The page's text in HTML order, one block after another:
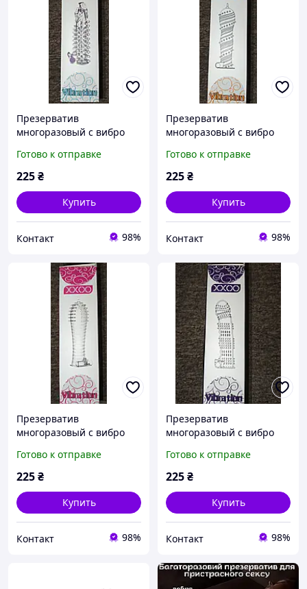
Презерватив
многоразовый с вибро
удовольствие шипы
вибрация
Готово к отправке
225₴
Купить
Контакт 98%
Презерватив
многоразовый с вибро
удовольствие шипы
рёбрами крупная точка
Готово к отправке
225₴
Купить
Контакт 98%
Презерватив
многоразовый с вибро
удовольствие шипы
крупная точка вибрация
Готово к отправке
225₴
Купить
Контакт 98%
Презерватив
многоразовый с вибро
удовольствие шипы
крупная точка вибрация
Готово к отправке
225₴
Купить
Контакт 98%